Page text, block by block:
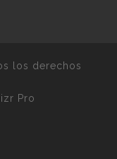
los derechos
Pro